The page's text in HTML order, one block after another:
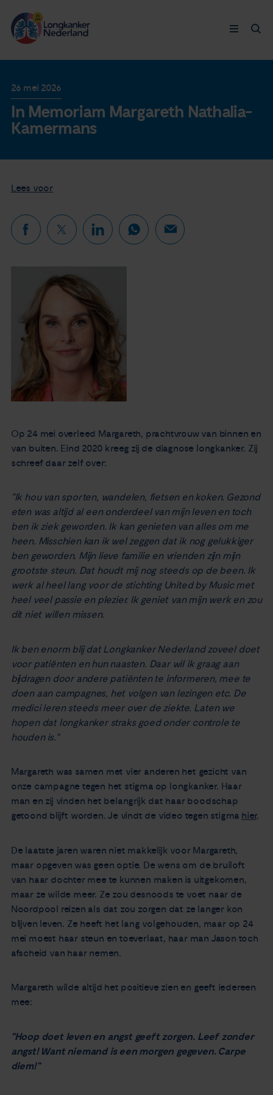
Nieuws
Agenda
Over ons
Zorgverleners
Contact
Longkanker
Leven met
Thymuskankers
Steun ons
26 mei 2026
In Memoriam Margareth Nathalia-
Kamermans
Lees voor
Op 24 mei overleed Margareth, prachtvrouw van binnen en
van buiten. Eind 2020 kreeg zij de diagnose longkanker. Zij
schreef daar zelf over:
"Ik hou van sporten, wandelen, fietsen en koken. Gezond
eten was altijd al een onderdeel van mijn leven en toch
ben ik ziek geworden. Ik kan genieten van alles om me
heen. Misschien kan ik wel zeggen dat ik nog gelukkiger
ben geworden. Mijn lieve familie en vrienden zijn mijn
grootste steun. Dat houdt mij nog steeds op de been. Ik
werk al heel lang voor de stichting United by Music met
heel veel passie en plezier. Ik geniet van mijn werk en zou
dit niet willen missen.
Ik ben enorm blij dat Longkanker Nederland zoveel doet
voor patiënten en hun naasten. Daar wil ik graag aan
bijdragen door andere patiënten te informeren, mee te
doen aan campagnes, het volgen van lezingen etc. De
medici leren steeds meer over de ziekte. Laten we
hopen dat longkanker straks goed onder controle te
houden is."
Margareth was samen met vier anderen het gezicht van
onze campagne tegen het stigma op longkanker. Haar
man en zij vinden het belangrijk dat haar boodschap
getoond blijft worden. Je vindt de video tegen stigma hier.
De laatste jaren waren niet makkelijk voor Margareth,
maar opgeven was geen optie. De wens om de bruiloft
van haar dochter mee te kunnen maken is uitgekomen,
maar ze wilde meer. Ze zou desnoods te voet naar de
Noordpool reizen als dat zou zorgen dat ze langer kon
blijven leven. Ze heeft het lang volgehouden, maar op 24
mei moest haar steun en toeverlaat, haar man Jason toch
afscheid van haar nemen.
Margareth wilde altijd het positieve zien en geeft iedereen
mee:
"Hoop doet leven en angst geeft zorgen. Leef zonder
angst! Want niemand is een morgen gegeven. Carpe
diem!"